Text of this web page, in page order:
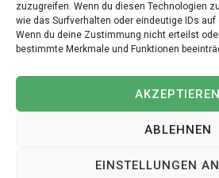
zuzugreifen. Wenn du diesen Technologien
wie das Surfverhalten oder eindeutige IDs
Wenn du deine Zustimmung nicht erteilst
bestimmte Merkmale und Funktionen
AKZEPTIEREN
ABLEHNEN
EINSTELLUNGEN
Schweiz | Temporär &
Rights